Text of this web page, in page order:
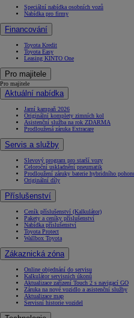
Speciální nabídka osobních vozů
Nabídka pro firmy
Financování
Toyota Kredit
Toyota Easy
Leasing KINTO One
Pro majitele
Pro majitele
Aktuální nabídka
Jarní kampaň 2026
Originální komplety zimních kol
Asistenční služba na rok ZDARMA
Prodloužená záruka Extracare
Servis a služby
Slevový program pro starší vozy
Celoroční uskladnění pneumatik
Prodloužení záruky baterie hybridního
Originální díly
Příslušenství
Ceník příslušenství (Kalkulátor)
Pakety a ceníky příslušenství
Nabídka příslušenství
Toyota Protect
Wallbox Toyota
Zákaznická zóna
Online objednání do servisu
Kalkulátor servisních úkonů
Aktualizace zařízení Touch 2 s navigací GO
Záruka na nové vozidlo a asistenční služby
Aktualizace map
Servisní historie vozidel